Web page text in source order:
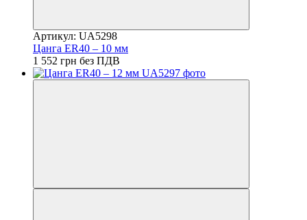
Артикул: UA5298
Цанга ER40 – 10 мм
1 552 грн без ПДВ